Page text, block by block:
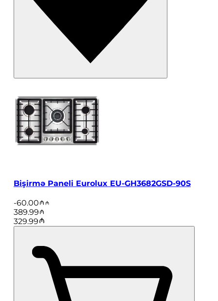
Bişirmə Paneli Eurolux EU-GH3682GSD-90S
-60.00
389.99
329.99